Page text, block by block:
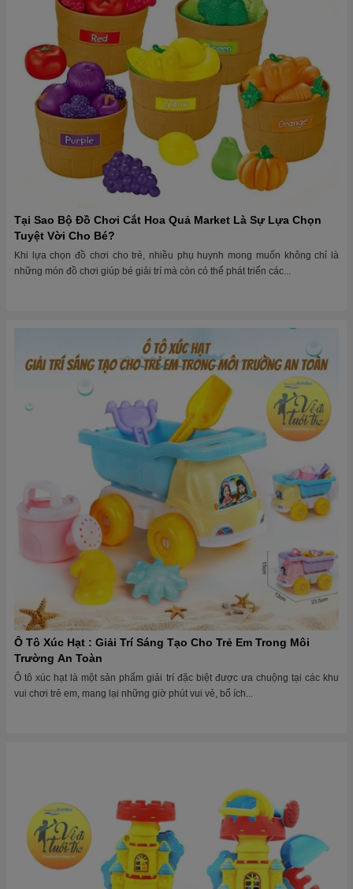
Tại Sao Bộ Đồ Chơi Cắt Hoa Quả Market Là Sự Lựa Chọn
Tuyệt Vời Cho Bé?
Khi lựa chọn đồ chơi cho trẻ, nhiều phụ huynh mong muốn không chỉ là
những món đồ chơi giúp bé giải trí mà còn có thể phát triển các...
Ô Tô Xúc Hạt : Giải Trí Sáng Tạo Cho Trẻ Em Trong Môi
Trường An Toàn
Ô tô xúc hạt là một sản phẩm giải trí đặc biệt được ưa chuộng tại các khu
vui chơi trẻ em, mang lại những giờ phút vui vẻ, bổ ích...